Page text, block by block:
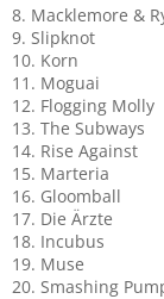
8. Macklemore &
9. Slipknot
10. Korn
11. Moguai
12. Flogging Molly
13. The Subways
14. Rise Against
15. Marteria
16. Gloomball
17. Die Ärzte
18. Incubus
19. Muse
20. Smashing